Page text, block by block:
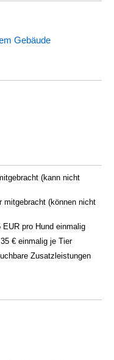
Gebäude
(kann nicht
mitgebracht (können nicht
pro Hund einmalig
€ einmalig je Tier
Zusatzleistungen